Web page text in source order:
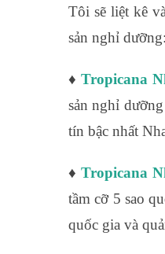
Tôi sẽ liệt kê
sản nghỉ dưỡng:
♦ Tropicana
sản nghỉ
tín bậc nhất
♦Tropicana
tầm cỡ 5 sao
quốc gia và